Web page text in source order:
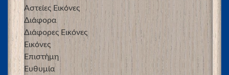
Αστείες Εικόνες
Διάφορα
Διάφορες Εικόνες
Εικόνες
Επιστήμη
Ευθυμία